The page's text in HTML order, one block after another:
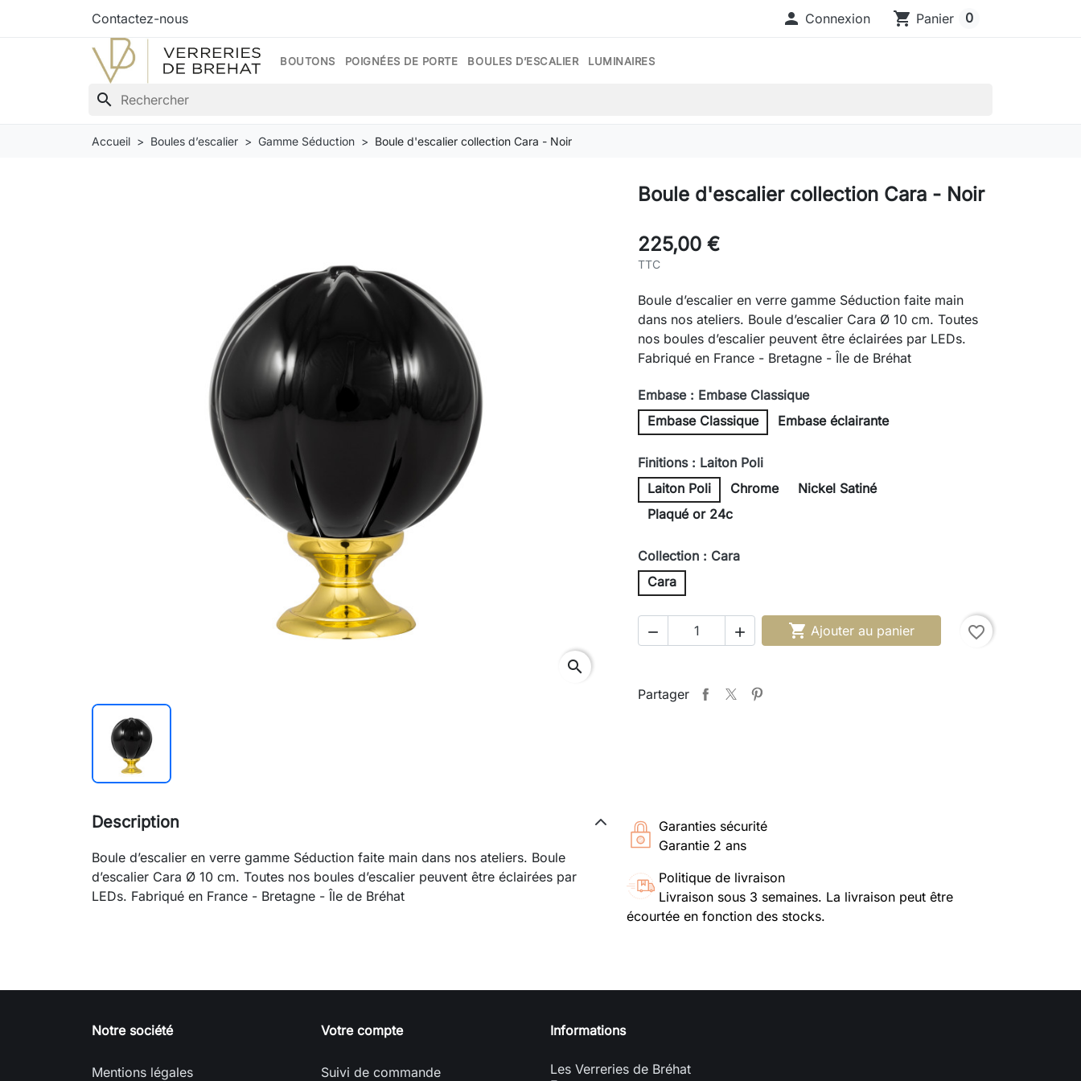
Contactez-nous  Connexion shopping_cart Panier 0
search
BOUTONS POIGNÉES DE PORTE BOULES D’ESCALIER LUMINAIRES
Accueil Boules d’escalier Gamme Séduction Boule d'escalier collection Cara - Noir
search
Boule d'escalier collection Cara - Noir
225,00 €
TTC
Boule d’escalier en verre gamme Séduction faite main
dans nos ateliers. Boule d’escalier Cara Ø 10 cm. Toutes
nos boules d’escalier peuvent être éclairées par LEDs.
Fabriqué en France - Bretagne - Île de Bréhat
Embase : Embase Classique
Embase Classique
Embase éclairante
Finitions : Laiton Poli
Laiton Poli
Chrome
Nickel Satiné
Plaqué or 24c
Collection : Cara
Cara
   Ajouter au panier favorite_border
Partager
Garanties sécurité
Garantie 2 ans
Politique de livraison
Livraison sous 3 semaines. La livraison peut être
écourtée en fonction des stocks.
Description
Boule d’escalier en verre gamme Séduction faite main dans nos ateliers. Boule
d’escalier Cara Ø 10 cm. Toutes nos boules d’escalier peuvent être éclairées par
LEDs. Fabriqué en France - Bretagne - Île de Bréhat
Notre société
Mentions légales
Votre compte
Suivi de commande
Informations
Les Verreries de Bréhat